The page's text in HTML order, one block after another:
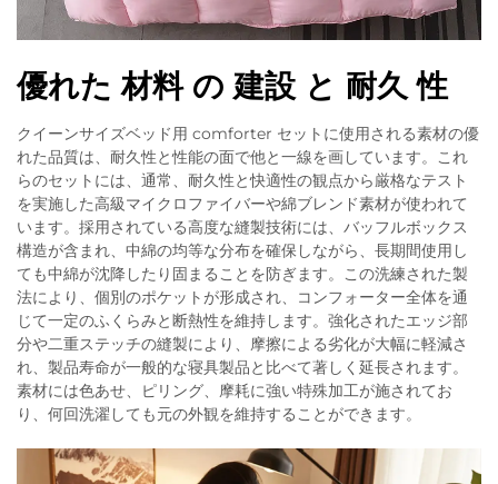
優れた 材料 の 建設 と 耐久 性
クイーンサイズベッド用 comforter セットに使用される素材の優
れた品質は、耐久性と性能の面で他と一線を画しています。これ
らのセットには、通常、耐久性と快適性の観点から厳格なテスト
を実施した高級マイクロファイバーや綿ブレンド素材が使われて
います。採用されている高度な縫製技術には、バッフルボックス
構造が含まれ、中綿の均等な分布を確保しながら、長期間使用し
ても中綿が沈降したり固まることを防ぎます。この洗練された製
法により、個別のポケットが形成され、コンフォーター全体を通
じて一定のふくらみと断熱性を維持します。強化されたエッジ部
分や二重ステッチの縫製により、摩擦による劣化が大幅に軽減さ
れ、製品寿命が一般的な寝具製品と比べて著しく延長されます。
素材には色あせ、ピリング、摩耗に強い特殊加工が施されてお
り、何回洗濯しても元の外観を維持することができます。